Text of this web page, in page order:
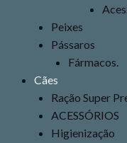
Peixes
Pássaros
Fármacos.
Cães
Ração Super
ACESSÓRIOS
Higienização